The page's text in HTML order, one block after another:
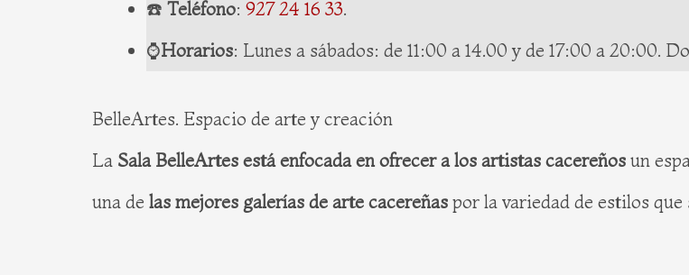
☎️ Teléfono: 927 24 16 33.
⌚️Horarios: Lunes a sábados: de 11:00 a 14.00 y de 17:00 a 20:00.
BelleArtes. Espacio de arte y creación
La Sala BelleArtes está enfocada en ofrecer a los artistas cacereños un
una de las mejores galerías de arte cacereñas por la variedad de estilos que